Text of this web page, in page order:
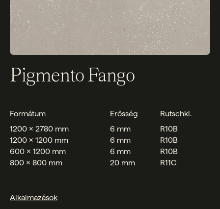
Pigmento Fango
Formátum Erősség
Rutschkl.
1200 x 2780 mm
6 mm
R10B
1200 x 1200 mm
6 mm
R10B
600 x 1200 mm
6 mm
R10B
800 x 800 mm
20 mm R11C
Alkalmazások